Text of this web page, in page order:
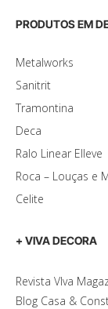
PRODUTOS EM
Metalworks
Sanitrit
Tramontina
Deca
Ralo Linear Elleve
Roca – Louças e
Celite
+ VIVA DECORA
Revista VIva
Blog Casa &